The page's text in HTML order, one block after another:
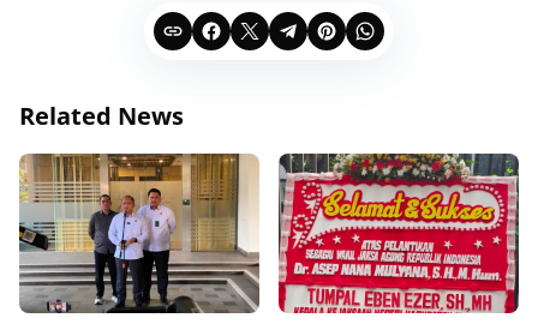
Related News